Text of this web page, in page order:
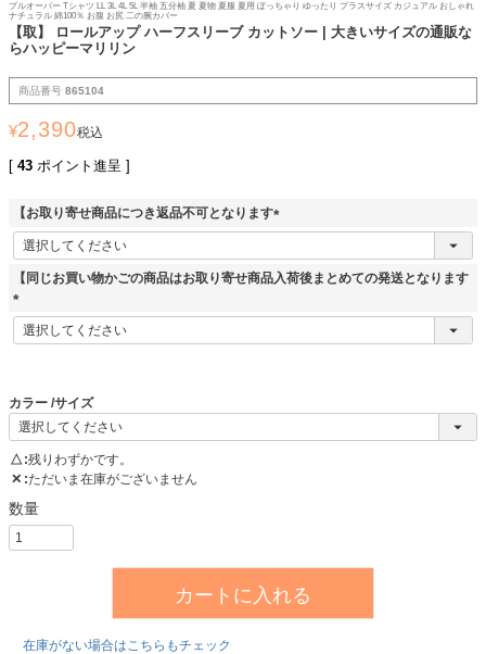
プルオーバー Tシャツ LL 3L 4L 5L 半袖 五分袖 夏 夏物 夏服 夏用 ぽっちゃり ゆったり プラスサイズ カジュアル おしゃれ
ナチュラル 綿100％ お腹 お尻 二の腕カバー
【取】 ロールアップ ハーフスリーブ カットソー | 大きいサイズの通販な
らハッピーマリリン
商品番号 865104
¥2,390税込
[ 43 ポイント進呈 ]
【お取り寄せ商品につき返品不可となります
(
必
須
【同じお買い物かごの商品はお取り寄せ商品入荷後まとめての発送となります
(
必
カラー サイズ
△ 残りわずかです。
✕ ただいま在庫がございません
カートに入れる
在庫がない場合はこちらもチェック